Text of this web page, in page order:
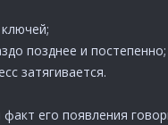
позднее и постепенно;
затягивается.
его появления